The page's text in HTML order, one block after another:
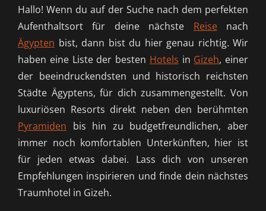
Hallo! Wenn du auf der Suche nach dem perfekten
Aufenthaltsort für deine nächste Reisenach
Ägypten bist, dann bist du hier genau richtig. Wir
haben eine Liste der besten Hotels in Gizeh, einer
der beeindruckendsten und historisch reichsten
Städte Ägyptens, für dich zusammengestellt. Von
luxuriösen Resorts direkt neben den berühmten
Pyramiden bis hin zu budgetfreundlichen, aber
immer noch komfortablen Unterkünften, hier ist
für jeden etwas dabei. Lass dich von unseren
Empfehlungen inspirieren und finde dein nächstes
Traumhotel in Gizeh.